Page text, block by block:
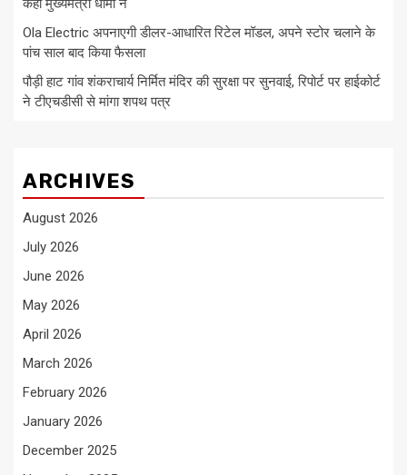
कहा मुख्यमंत्री धामी ने
Ola Electric अपनाएगी डीलर-आधारित रिटेल मॉडल, अपने स्टोर चलाने के
पांच साल बाद किया फैसला
पौड़ी हाट गांव शंकराचार्य निर्मित मंदिर की सुरक्षा पर सुनवाई, रिपोर्ट पर हाईकोर्ट
ने टीएचडीसी से मांगा शपथ पत्र
ARCHIVES
August 2026
July 2026
June 2026
May 2026
April 2026
March 2026
February 2026
January 2026
December 2025